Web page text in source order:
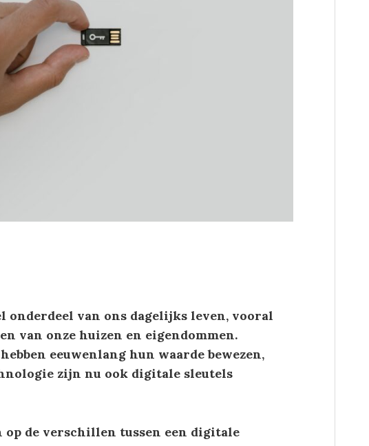
onderdeel van ons dagelijks leven, vooral
van onze huizen en eigendommen.
eeuwenlang hun waarde bewezen,
zijn nu ook digitale sleutels
op de verschillen tussen een digitale